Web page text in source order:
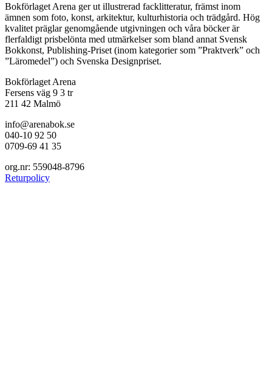
Bokförlaget Arena ger ut illustrerad facklitteratur, främst inom
ämnen som foto, konst, arkitektur, kulturhistoria och trädgård. Hög
kvalitet präglar genomgående utgivningen och våra böcker är
flerfaldigt prisbelönta med utmärkelser som bland annat Svensk
Bokkonst, Publishing-Priset (inom kategorier som ”Praktverk” och
”Läromedel”) och Svenska Designpriset.
Bokförlaget Arena
Fersens väg 9 3 tr
211 42 Malmö
info@arenabok.se
040-10 92 50
0709-69 41 35
org.nr: 559048-8796
Returpolicy